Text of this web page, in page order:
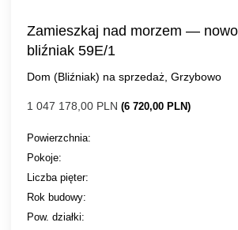
Zamieszkaj nad morzem —
bliźniak 59E/1
Dom (Bliźniak) na sprzedaż, Grzybowo
1 047 178,00 PLN (6 720,00 PLN)
Powierzchnia:
Pokoje:
Liczba pięter:
Rok budowy:
Pow. działki: